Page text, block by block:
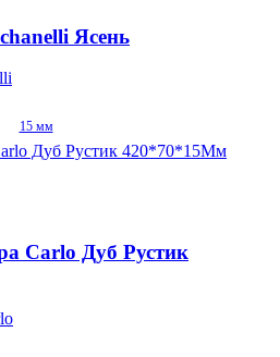
Ясень
15 мм
Carlo Дуб Рустик